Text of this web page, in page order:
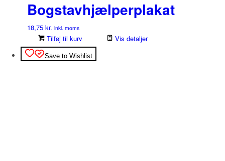
Bogstavhjælperplakat
18,75 kr. inkl. moms
Tilføj til kurv Vis detaljer
Save to Wishlist